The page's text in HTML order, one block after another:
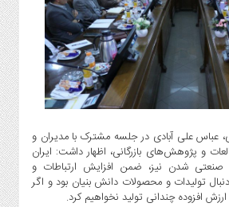
عباس علی آبادی در جلسه مشترک با مدیران و
و پژوهش‌های بازرگانی، اظهار داشت: ایران
صنعتی شدن نیز، ضمن افزایش ارتباطات و
دنبال تولیدات و محصولات دانش بنیان بود و اگر
افزوده چندانی تولید نخواهیم کرد.